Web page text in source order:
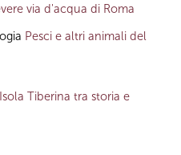
via d'acqua di Roma
Pesci e altri animali del
Tiberina tra storia e